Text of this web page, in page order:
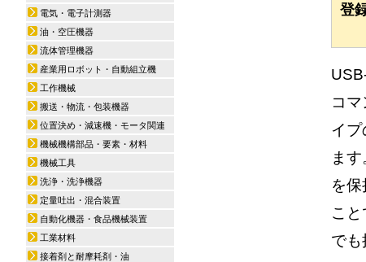
登
コ
イ
ま
を
こ
で
電気・電子計測器
油・空圧機器
流体管理機器
産業用ロボット・自動組立機
工作機械
搬送・物流・包装機器
位置決め・減速機・モータ関連
機械機構部品・要素・材料
機械工具
洗浄・洗浄機器
定量吐出・混合装置
自動化機器・食品機械装置
工業材料
接着剤と耐摩耗剤・油